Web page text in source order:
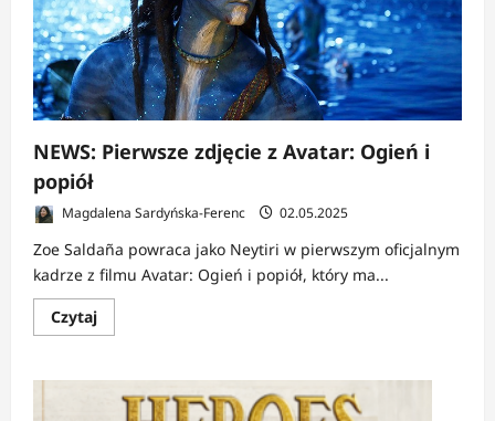
NEWS: Pierwsze zdjęcie z Avatar: Ogień i
popiół
Magdalena Sardyńska-Ferenc 02.05.2025
Zoe Saldaña powraca jako Neytiri w pierwszym oficjalnym
kadrze z filmu Avatar: Ogień i popiół, który ma...
CzytajDowiedz
się
NEWS:
Pierwsze
zdjęcie